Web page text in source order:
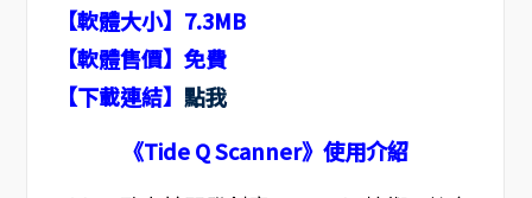
【軟體大小】7.3MB
【軟體售價】免費
【下載連結】 點我
《Tide Q Scanner》使用介紹